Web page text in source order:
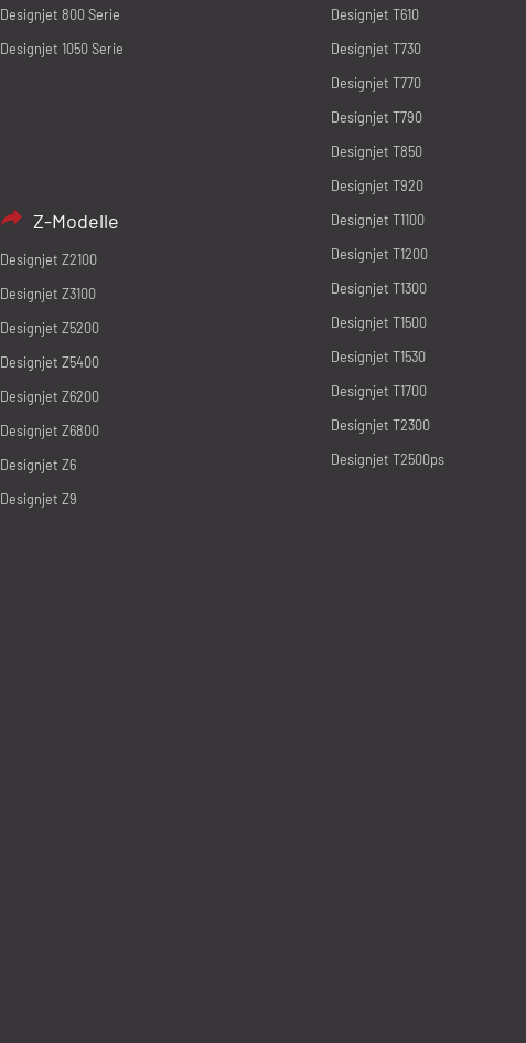
Designjet 800 Serie
Designjet 1050 Serie
Z-Modelle
Designjet Z2100
Designjet Z3100
Designjet Z5200
Designjet Z5400
Designjet Z6200
Designjet Z6800
Designjet Z6
Designjet Z9
Designjet T610
Designjet T730
Designjet T770
Designjet T790
Designjet T850
Designjet T920
Designjet T1100
Designjet T1200
Designjet T1300
Designjet T1500
Designjet T1530
Designjet T1700
Designjet T2300
Designjet T2500ps